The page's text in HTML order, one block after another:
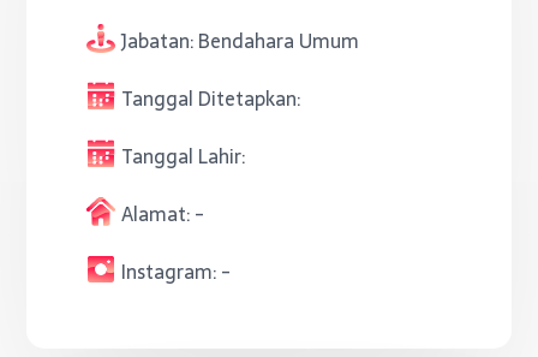
Jabatan:Bendahara Umum
Tanggal Ditetapkan:
Tanggal Lahir:
Alamat:-
Instagram:-